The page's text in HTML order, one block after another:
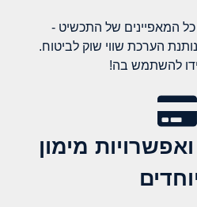
המאפיינים של התכשיט -
הערכת שווי שוק לביטוח.
להשתמש בה!
מימון